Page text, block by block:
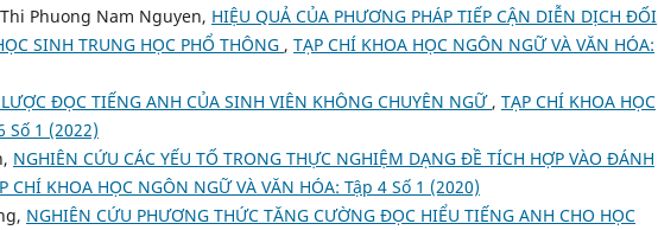
Phuong Nam Nguyen, HIỆU QUẢ CỦA PHƯƠNG PHÁP TIẾP CẬN DIỄN DỊCH ĐỐI
SINH TRUNG HỌC PHỔ THÔNG , TẠP CHÍ KHOA HỌC NGÔN NGỮ VÀ VĂN HÓA:
ĐỌC TIẾNG ANH CỦA SINH VIÊN KHÔNG CHUYÊN NGỮ , TẠP CHÍ KHOA HỌC
Số 1 (2022)
NGHIÊN CỨU CÁC YẾU TỐ TRONG THỰC NGHIỆM DẠNG ĐỀ TÍCH HỢP VÀO ĐÁNH
CHÍ KHOA HỌC NGÔN NGỮ VÀ VĂN HÓA: Tập 4 Số 1 (2020)
NGHIÊN CỨU PHƯƠNG THỨC TĂNG CƯỜNG ĐỌC HIỂU TIẾNG ANH CHO HỌC